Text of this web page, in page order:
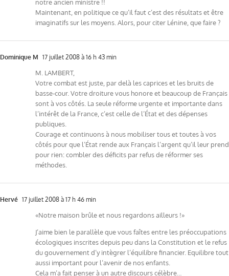
notre ancien ministre !!
Maintenant, en politique ce qu’il faut c’est des résultats et être
imaginatifs sur les moyens. Alors, pour citer Lénine, que faire ?
Dominique M 17 juillet 2008 à 16 h 43 min
M. LAMBERT,
Votre combat est juste, par delà les caprices et les bruits de
basse-cour. Votre droiture vous honore et beaucoup de Français
sont à vos côtés. La seule réforme urgente et importante dans
l’intérêt de la France, c’est celle de l’État et des dépenses
publiques.
Courage et continuons à nous mobiliser tous et toutes à vos
côtés pour que l’État rende aux Français l’argent qu’il leur prend
pour rien: combler des déficits par refus de réformer ses
méthodes.
Hervé 17 juillet 2008 à 17 h 46 min
«Notre maison brûle et nous regardons ailleurs !»
J’aime bien le parallèle que vous faîtes entre les préoccupations
écologiques inscrites depuis peu dans la Constitution et le refus
du gouvernement d’y intègrer l’équilibre financier. Equilibre tout
aussi important pour l’avenir de nos enfants.
Cela m’a fait penser à un autre discours célèbre…